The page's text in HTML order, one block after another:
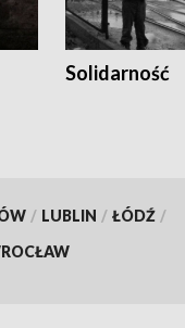
Solidarność
/ LUBLIN / ŁÓDŹ /